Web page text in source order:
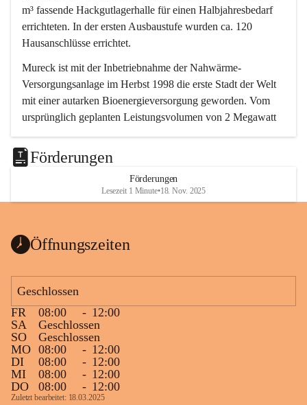
m³ fassende Hackgutlagerhalle für einen Halbjahresbedarf
errichteten. In der ersten Ausbaustufe wurden ca. 120
Hausanschlüsse errichtet.
Mureck ist mit der Inbetriebnahme der Nahwärme-
Versorgungsanlage im Herbst 1998 die erste Stadt der Welt
mit einer autarken Bioenergieversorgung geworden. Vom
ursprünglich geplanten Leistungsvolumen von 2 Megawatt
Die Versorgung erfolgt durch zwei 2-MW-Biomasse-
Heizkessel, die Abwärme von der Stromerzeugung 1 MW
und ein Biogasspitzenlastkessel 2 MW. Es sind derzeit 300
knapp 94 % des Gesamtwärmebedarfes in Mureck. Auch
alle Murecker Schulen beteiligten sich an diesem
umweltfreundlichen Projekt.
Die Nahwärme Mureck GmbH betreibt ganzjährig dieses
Biomasse-Heizwerk. Der Nahwärmeanschluss schont nicht
nur die Umwelt, sondern sichert auch die regionale
Wertschöpfung.
Förderungen
Förderungen
Lesezeit 1 Minute•18. Nov. 2025
Öffnungszeiten
Geschlossen
FR
08:00 - 12:00
SA
Geschlossen
SO
Geschlossen
MO 08:00 - 12:00
DI
08:00 - 12:00
MI
08:00 - 12:00
DO
08:00 - 12:00
Zuletzt bearbeitet: 18.03.2025